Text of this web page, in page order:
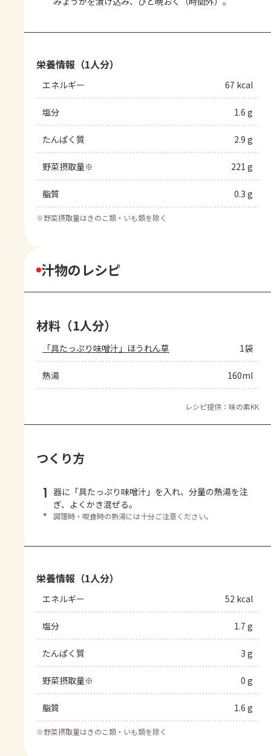
栄養情報（1人分）
エネルギー 67 kcal
塩分 1.6 g
たんぱく質 2.9 g
野菜摂取量※ 221 g
脂質 0.3 g
※野菜摂取量はきのこ類・いも類を除く
汁物のレシピ
材料（1人分）
「具たっぷり味噌汁」ほうれん草 1袋
熱湯 160ml
レシピ提供：味の素KK
つくり方
1 器に「具たっぷり味噌汁」を入れ、分量の熱湯を注
ぎ、よくかき混ぜる。
＊ 調理時・喫食時の熱湯には十分ご注意ください。
栄養情報（1人分）
エネルギー 52 kcal
塩分 1.7 g
たんぱく質 3 g
野菜摂取量※ 0 g
脂質 1.6 g
※野菜摂取量はきのこ類・いも類を除く